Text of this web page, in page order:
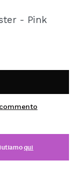
fare i tuoi
dei tuoi ordini e
- Pink
qui